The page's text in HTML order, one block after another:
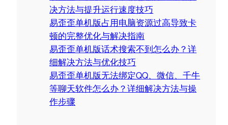
决方法与提升运行速度技巧
易歪歪单机版占用电脑资源过高导致卡
顿的完整优化与解决指南
易歪歪单机版话术搜索不到怎么办？详
细解决方法与优化技巧
易歪歪单机版无法绑定QQ、微信、千牛
等聊天软件怎么办？详细解决方法与操
作步骤